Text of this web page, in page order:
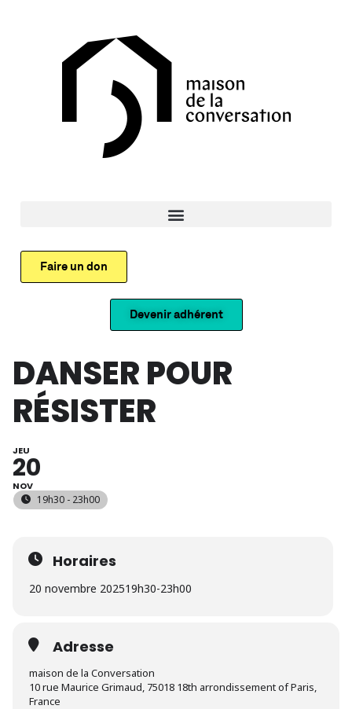
Faire un don
Devenir adhérent
DANSER POUR
RÉSISTER
JEU
20
NOV
19h30 - 23h00
Horaires
20 novembre 202519h30-23h00
Adresse
maison de la Conversation
10 rue Maurice Grimaud, 75018 18th arrondissement of Paris,
France